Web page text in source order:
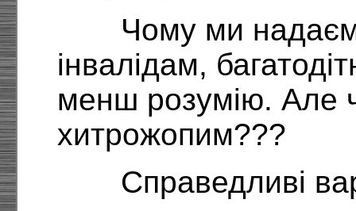
Чому ми
інвалідам,
менш розумію. Але
хитрожопим???
Справедливі